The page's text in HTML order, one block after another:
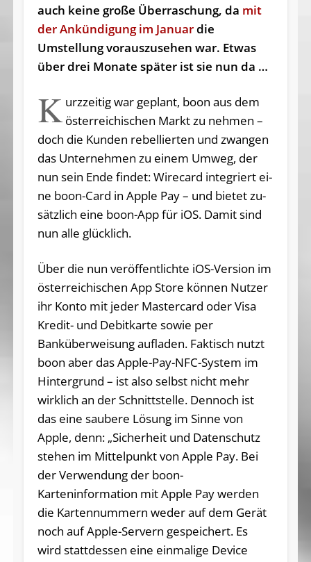
auch keine große Überraschung, da mit
der Ankündigung im Januardie
Umstellung vorauszusehen war. Etwas
über drei Monate später ist sie nun da …
K urzzeitig war geplant, boon aus dem
ös­ter­rei­chi­schen Markt zu neh­men –
doch die Kun­den re­bel­lier­ten und zwan­gen
das Un­ter­neh­men zu ei­nem Um­weg, der
nun sein En­de fin­det: Wire­card in­te­griert ei­
ne boon-Card in App­le Pay – und bie­tet zu­
sätz­lich ei­ne boon-App für iOS. Da­mit sind
nun al­le glücklich.
Über die nun veröffentlichte iOS-Version im
österreichischen App Store können Nutzer
ihr Konto mit jeder Mastercard oder Visa
Kredit- und Debitkarte sowie per
Banküberweisung aufladen. Faktisch nutzt
boon aber das Apple-Pay-NFC-System im
Hintergrund – ist also selbst nicht mehr
wirklich an der Schnittstelle. Dennoch ist
das eine saubere Lösung im Sinne von
Apple, denn: „Sicherheit und Datenschutz
stehen im Mittelpunkt von Apple Pay. Bei
der Verwendung der boon-
Karteninformation mit Apple Pay werden
die Kartennummern weder auf dem Gerät
noch auf Apple-Servern gespeichert. Es
wird stattdessen eine einmalige Device